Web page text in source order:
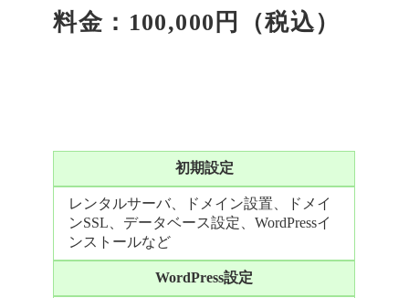
料金：100,000円（税込）